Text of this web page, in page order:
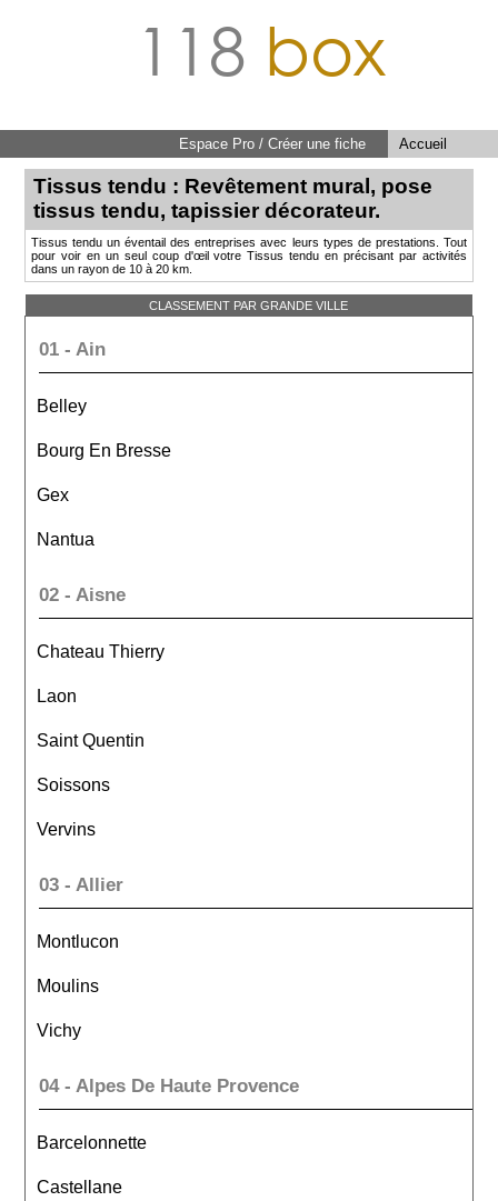
118 box
Accueil
Espace Pro / Créer une fiche
Tissus tendu : Revêtement mural, pose
tissus tendu, tapissier décorateur.
Tissus tendu un éventail des entreprises avec leurs types de prestations. Tout
pour voir en un seul coup d'œil votre Tissus tendu en précisant par activités
dans un rayon de 10 à 20 km.
CLASSEMENT PAR GRANDE VILLE
01 - Ain
Belley
Bourg En Bresse
Gex
Nantua
02 - Aisne
Chateau Thierry
Laon
Saint Quentin
Soissons
Vervins
03 - Allier
Montlucon
Moulins
Vichy
04 - Alpes De Haute Provence
Barcelonnette
Castellane